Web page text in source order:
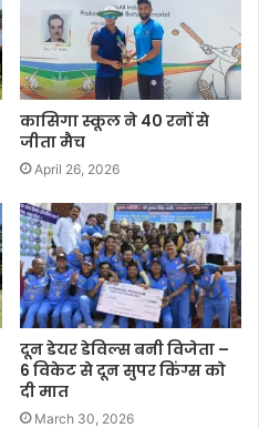
कासिगा स्कूल ने 40 रनों से
जीता मैच
April 26, 2026
दून डेयर डेविल्स बनी विजेता –
6 विकेट से दून सुपर किंग्स को
दी मात
March 30, 2026